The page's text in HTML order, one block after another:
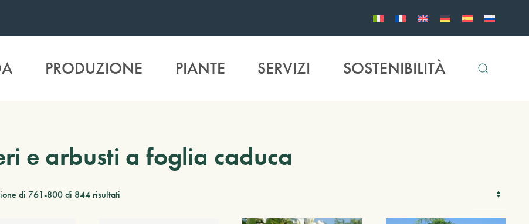
PRODUZIONE PIANTE SERVIZI SOSTENIBILITÀ
e arbusti a foglia caduca
di 761-800 di 844 risultati